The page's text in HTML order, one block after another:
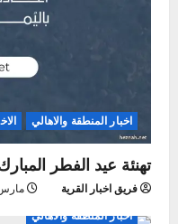
اخبار المنطقة والاهالي
تهنئة عيد الفطر المبارك
فريق اخبار القرية مارس 30,
اخبار المنطقة والاهالي